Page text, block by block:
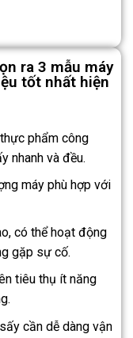
ra 3 mẫu máy
tốt nhất hiện
phẩm công
nhanh và đều.
máy phù hợp với
có thể hoạt động
gặp sự cố.
tiêu thụ ít năng
cần dễ dàng vận